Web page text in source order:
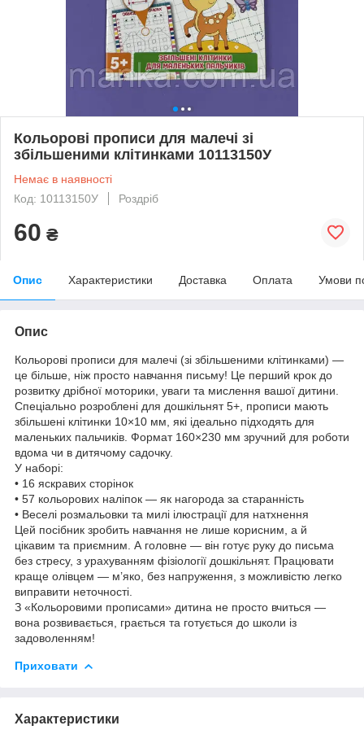
Кольорові прописи для малечі зі
збільшеними клітинками 10113150У‬
Немає в наявності
Код: ‭‭10113150У‬
Роздріб
60 ₴
Опис Характеристики Доставка Оплата Умови
Опис
Кольорові прописи для малечі (зі збільшеними клітинками) —
це більше, ніж просто навчання письму! Це перший крок до
розвитку дрібної моторики, уваги та мислення вашої дитини.
Спеціально розроблені для дошкільнят 5+, прописи мають
збільшені клітинки 10×10 мм, які ідеально підходять для
маленьких пальчиків. Формат 160×230 мм зручний для роботи
вдома чи в дитячому садочку.
У наборі:
• 16 яскравих сторінок
• 57 кольорових наліпок — як нагорода за старанність
• Веселі розмальовки та милі ілюстрації для натхнення
Цей посібник зробить навчання не лише корисним, а й
цікавим та приємним. А головне — він готує руку до письма
без стресу, з урахуванням фізіології дошкільнят. Працювати
краще олівцем — м’яко, без напруження, з можливістю легко
виправити неточності.
З «Кольоровими прописами» дитина не просто вчиться —
вона розвивається, грається та готується до школи із
задоволенням!
Приховати
Характеристики